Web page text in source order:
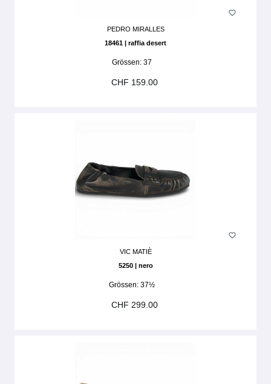
PEDRO MIRALLES
18461 | raffia desert
Grössen: 37
CHF 159.00
VIC MATIÈ
5250 | nero
Grössen: 37½
CHF 299.00